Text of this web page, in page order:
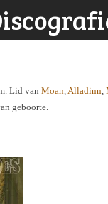
Lid van Moan,Alladinn,
geboorte.